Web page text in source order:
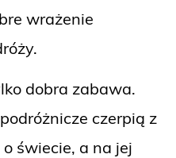
wrażenie
dobra zabawa.
czerpią z
świecie, a na jej